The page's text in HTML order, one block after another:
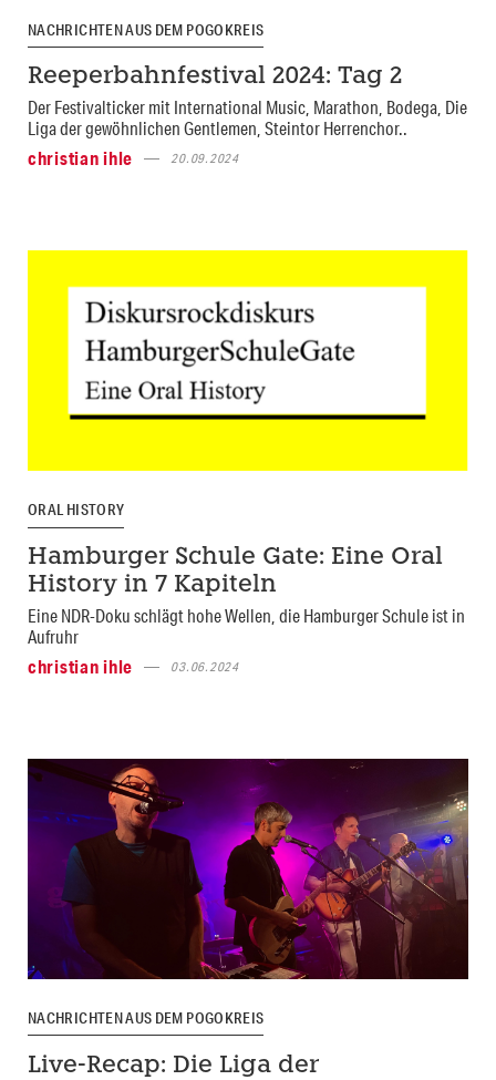
NACHRICHTEN AUS DEM POGOKREIS
Reeperbahnfestival 2024: Tag 2
Der Festivalticker mit International Music, Marathon, Bodega, Die
Liga der gewöhnlichen Gentlemen, Steintor Herrenchor..
christian ihle
20.09.2024
ORAL HISTORY
Hamburger Schule Gate: Eine Oral
History in 7 Kapiteln
Eine NDR-Doku schlägt hohe Wellen, die Hamburger Schule ist in
Aufruhr
christian ihle
03.06.2024
NACHRICHTEN AUS DEM POGOKREIS
Live-Recap: Die Liga der